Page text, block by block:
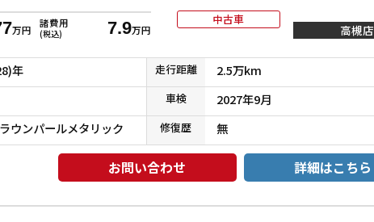
万円
諸費用
(税込) 7.9万円
中古車
高槻店
年 走行距離 2.5万km
車検 2027年9月
ウンパールメタリック 修復歴 無
お問い合わせ 詳細はこちら